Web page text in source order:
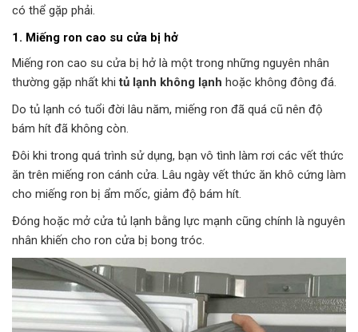
có thể gặp phải.
1. Miếng ron cao su cửa bị hở
Miếng ron cao su cửa bị hở là một trong những nguyên nhân
thường gặp nhất khitủ lạnh không lạnh hoặc không đông đá.
Do tủ lạnh có tuổi đời lâu năm, miếng ron đã quá cũ nên độ
bám hít đã không còn.
Đôi khi trong quá trình sử dụng, bạn vô tình làm rơi các vết thức
ăn trên miếng ron cánh cửa. Lâu ngày vết thức ăn khô cứng làm
cho miếng ron bị ẩm mốc, giảm độ bám hít.
Đóng hoặc mở cửa tủ lạnh bằng lực mạnh cũng chính là nguyên
nhân khiến cho ron cửa bị bong tróc.